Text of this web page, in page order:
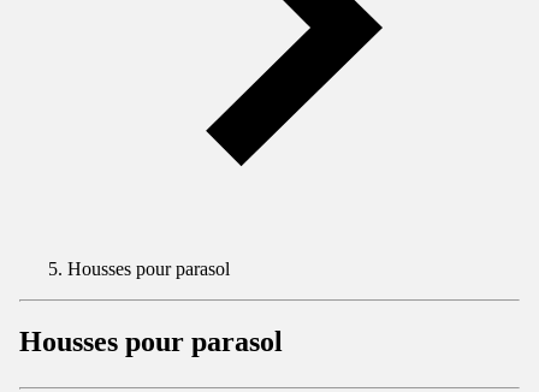
Housses pour parasol
Housses pour parasol